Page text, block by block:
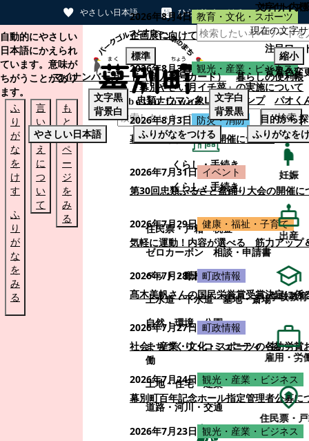
やさしい日本語 ひらがなをつける
本文へスキップする
自動的にやさしい
日本語にかえられ
ています。意味が
ちがうことがあり
ます。
ふ
り
が
な
を
け
す
ふ
り
が
な
を
み
る
言
い
替
え
に
つ
い
て
も
と
の
ペ
ー
ジ
を
み
る
検索
くらし・手続き
くらし・手続き
住民票・戸籍
税金
ゼロカーボン
相談・申請書
ペット・動植物
ごみ
上水道・下水道
墓地・斎場
自然・環境・公園
まちづくり・コミュニティ・協
働
土地・住宅・建築
道路・河川・交通
2026年8月4日 教育・文化・スポーツ
企画展に向けて：安東ウメ子さんとの思
2026年8月3日 観光・産業・ビジネス
「幕別やさい月イチ菜」の実施について
2026年8月3日 防災・消防
幕別町防災フェアの開催について
2026年7月31日 イベント
第30回忠類ふるさと盆踊り大会の開催に
2026年7月29日 健康・福祉・子育て
気軽に運動！内容が選べる 筋力アップ
2026年7月28日 町政情報
髙木美帆さんの国民栄誉賞受賞決定に係
2026年7月27日 町政情報
社会・産業・文化・スポーツの各功労
2026年7月24日 観光・産業・ビジネス
幕別町百年記念ホール指定管理者公募に
2026年7月23日 観光・産業・ビジネス
サイト内
注目ワー
マイナンバーカード（個人番号カード）
暮らしの便利帳
忠類ナウマン象LINEスタンプ
パオく
目的から
妊娠
出産
学校教育
雇用・労
住民票・
文字サイズ
現在の文字
標準
縮小
背景色変
文字黒
背景白
文字白
背景黒
やさしい日本語
ふりがなをつける ふりがなを